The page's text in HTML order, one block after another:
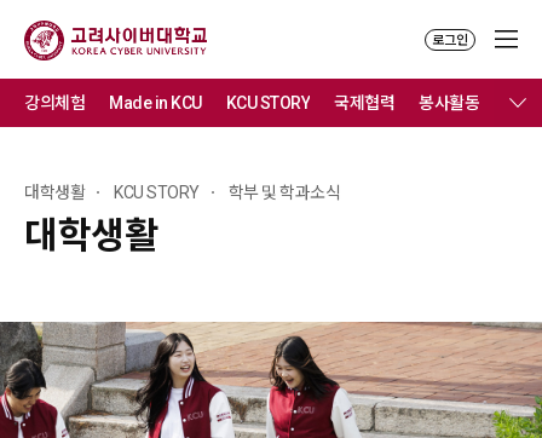
로그인
대학생활
대학생활 KCU STORY 학부 및 학과소식
강의체험 Made in KCU KCU STORY 국제협력 봉사활동 문화